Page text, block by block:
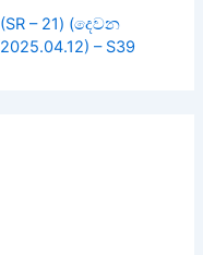
– 21) (දෙවන
– S39